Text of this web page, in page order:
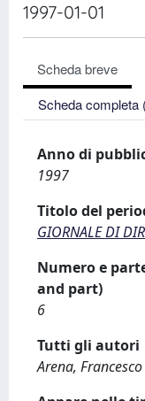
1997-01-01
Scheda breve
Scheda completa
Anno di
1997
Titolo del
GIORNALE DI
Numero e
and part)
6
Tutti gli autori
Arena,